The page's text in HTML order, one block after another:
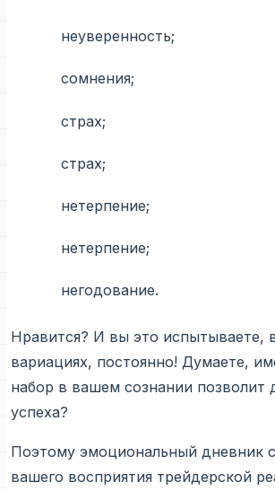
неуверенность;
сомнения;
страх;
страх;
нетерпение;
нетерпение;
негодование.
Нравится? И вы это испытываете,
вариациях, постоянно! Думаете,
набор в вашем сознании позволит
успеха?
Поэтому эмоциональный дневник
вашего восприятия трейдерской